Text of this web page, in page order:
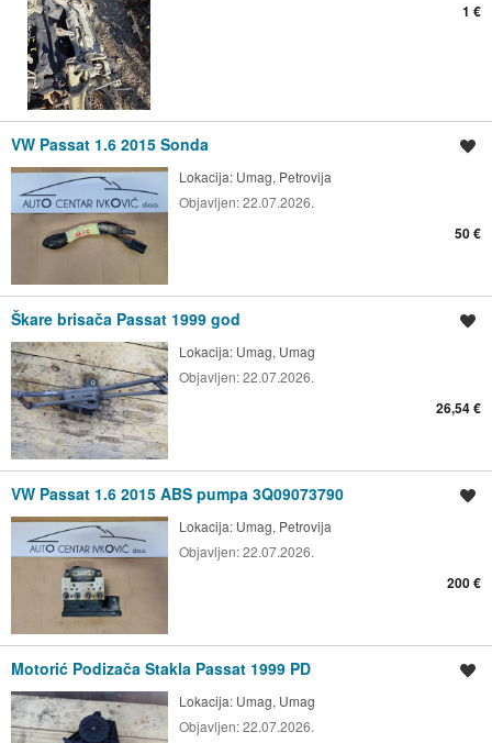
1 €
VW Passat 1.6 2015 Sonda
Lokacija: Umag, Petrovija
Objavljen:22.07.2026.
50 €
Škare brisača Passat 1999 god
Lokacija: Umag, Umag
Objavljen:22.07.2026.
26,54 €
VW Passat 1.6 2015 ABS pumpa 3Q09073790
Lokacija: Umag, Petrovija
Objavljen:22.07.2026.
200 €
Motorić Podizača Stakla Passat 1999 PD
Lokacija: Umag, Umag
Objavljen:22.07.2026.